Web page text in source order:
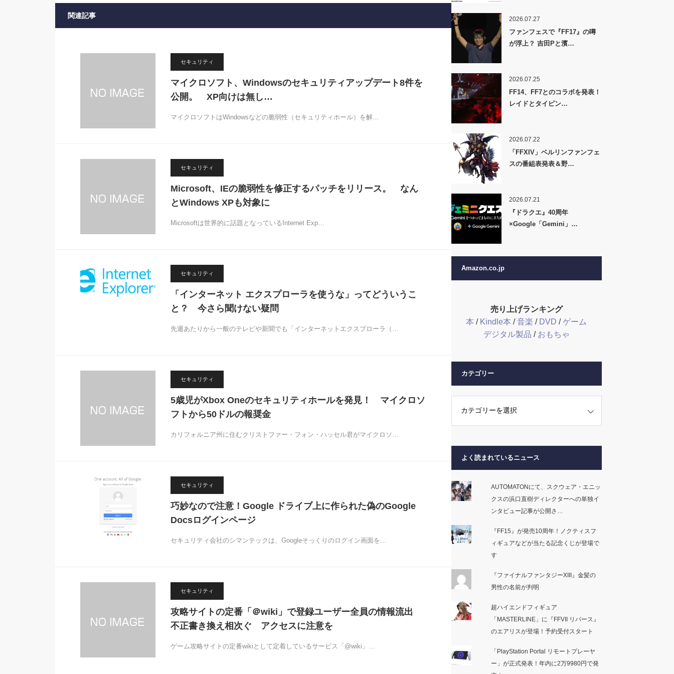
関連記事
セキュリティ
マイクロソフト、Windowsのセキュリティアップデート8件を
公開。 XP向けは無し…
マイクロソフトはWindowsなどの脆弱性（セキュリティホール）を解…
セキュリティ
Microsoft、IEの脆弱性を修正するパッチをリリース。 なん
とWindows XPも対象に
Microsoftは世界的に話題となっているInternet Exp…
セキュリティ
「インターネット エクスプローラを使うな」ってどういうこ
と？ 今さら聞けない疑問
先週あたりから一般のテレビや新聞でも「インターネットエクスプローラ（…
セキュリティ
5歳児がXbox Oneのセキュリティホールを発見！ マイクロソ
フトから50ドルの報奨金
カリフォルニア州に住むクリストファー・フォン・ハッセル君がマイクロソ…
セキュリティ
巧妙なので注意！Google ドライブ上に作られた偽のGoogle
Docsログインページ
セキュリティ会社のシマンテックは、Googleそっくりのログイン画面を…
セキュリティ
攻略サイトの定番「＠wiki」で登録ユーザー全員の情報流出
不正書き換え相次ぐ アクセスに注意を
ゲーム攻略サイトの定番wikiとして定着しているサービス「@wiki」…
2026.07.27
ファンフェスで『FF17』の噂
が浮上？ 吉田Pと濱…
2026.07.25
FF14、FF7とのコラボを発表！
レイドとタイピン…
2026.07.22
「FFXIV」ベルリンファンフェ
スの番組表発表＆野…
2026.07.21
『ドラクエ』40周年
×Google「Gemini」…
Amazon.co.jp
売り上げランキング
本 / Kindle本 /音楽 / DVD /ゲーム
デジタル製品 / おもちゃ
カテゴリー
よく読まれているニュース
AUTOMATONにて、スクウェア・エニッ
クスの浜口直樹ディレクターへの単独イ
ンタビュー記事が公開さ…
『FF15』が発売10周年！ノクティスフ
ィギュアなどが当たる記念くじが登場で
す
『ファイナルファンタジーXIII』金髪の
男性の名前が判明
超ハイエンドフィギュア
「MASTERLINE」に『FFVII リバース』
のエアリスが登場！予約受付スタート
「PlayStation Portal リモートプレーヤ
ー」が正式発表！年内に2万9980円で発